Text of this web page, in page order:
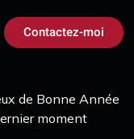
Contactez-moi
de Bonne Année
moment